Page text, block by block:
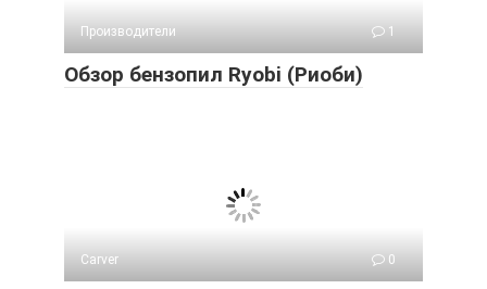
Производители 1
Обзор бензопил Ryobi (Риоби)
Carver 0